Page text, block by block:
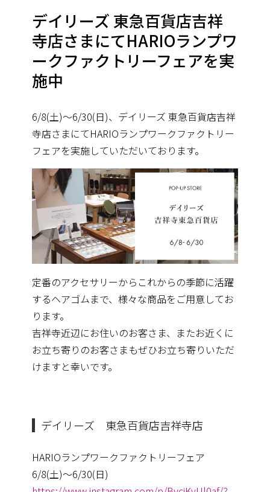
デイリーズ 東急百貨店吉祥
寺店さまにてHARIOランプワ
ークファクトリーフェアを実
施中
6/8(土)〜6/30(日)、デイリーズ 東急百貨店吉祥
寺店さまにてHARIOランプワークファクトリー
フェアを実施していただいております。
定番のアクセサリーからこれからの季節に活躍
するヘアゴムまで、様々な商品をご用意してお
ります。
吉祥寺近辺にお住いのお客さま、またお近くに
お立ち寄りのお客さまもぜひお立ち寄りいただ
けますと幸いです。
デイリーズ 東急百貨店吉祥寺店
HARIOランプワークファクトリーフェア
6/8(土)〜6/30(日)